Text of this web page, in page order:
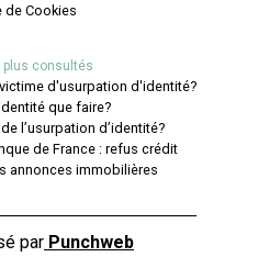
de Cookies
consultés
d'usurpation d'identité?
que faire?
l’usurpation d’identité?
de France : refus crédit
annonces immobilières
par Punchweb